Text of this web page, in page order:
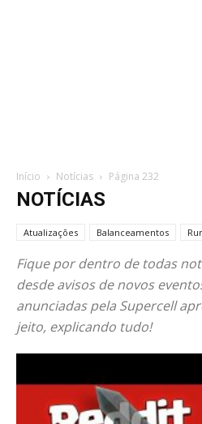
Início Notícias Página 232
NOTÍCIAS
Atualizações Balanceamentos
Fique por dentro de todas
desde avisos de novos
anunciadas pela Supercell
jeito, explicando tudo!